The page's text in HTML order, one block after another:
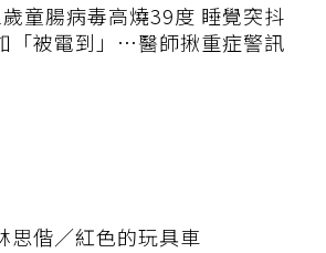
歲童腸病毒高燒39度 睡覺突抖
「被電到」…醫師揪重症警訊
思偕／紅色的玩具車